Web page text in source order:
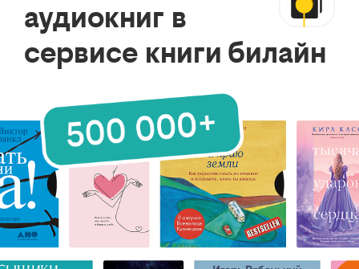
аудиокниг в
сервисе книги билайн